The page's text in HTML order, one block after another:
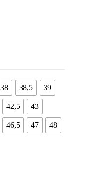
38 38,5 39
42,5 43
46,5 47 48